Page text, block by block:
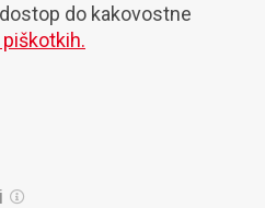
do kakovostne